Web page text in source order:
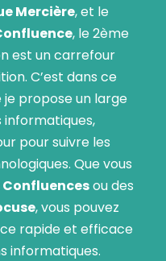
Mercière, et le
, le 2ème
est un carrefour
C’est dans ce
propose un large
informatiques,
pour suivre les
Que vous
Confluencesou des
, vous pouvez
rapide et efficace
informatiques.